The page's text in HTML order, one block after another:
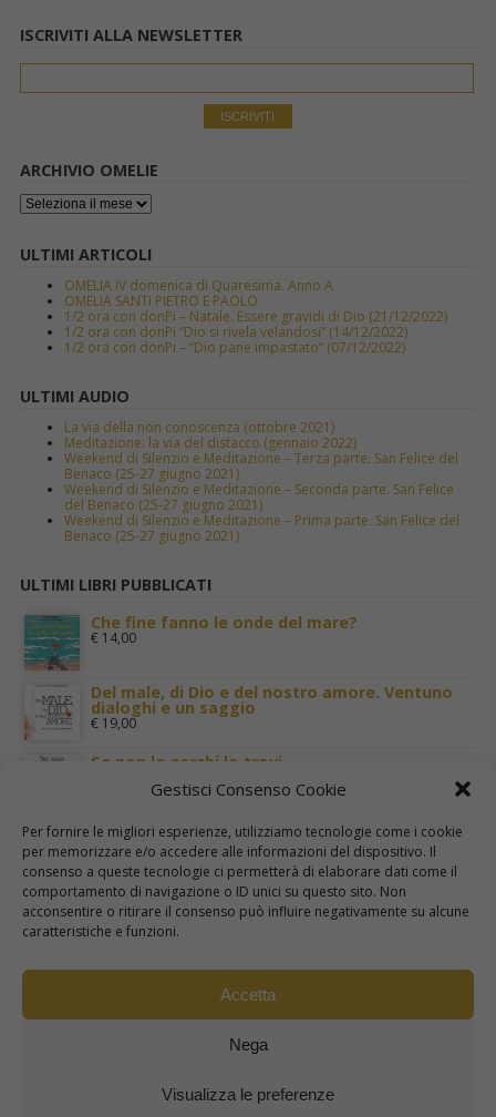
Gestisci Consenso Cookie
Per fornire le migliori esperienze, utilizziamo tecnologie come i cookie
per memorizzare e/o accedere alle informazioni del dispositivo. Il
consenso a queste tecnologie ci permetterà di elaborare dati come il
comportamento di navigazione o ID unici su questo sito. Non
acconsentire o ritirare il consenso può influire negativamente su alcune
caratteristiche e funzioni.
Accetta
Nega
Visualizza le preferenze
ISCRIVITI ALLA NEWSLETTER
ARCHIVIO OMELIE
ULTIMI ARTICOLI
OMELIA IV domenica di Quaresima. Anno A
OMELIA SANTI PIETRO E PAOLO
1/2 ora con donPi – Natale. Essere gravidi di Dio (21/12/2022)
1/2 ora con donPi “Dio si rivela velandosi” (14/12/2022)
1/2 ora con donPi – “Dio pane impastato” (07/12/2022)
ULTIMI AUDIO
La via della non conoscenza (ottobre 2021)
Meditazione: la via del distacco (gennaio 2022)
Weekend di Silenzio e Meditazione – Terza parte. San Felice del
Benaco (25-27 giugno 2021)
Weekend di Silenzio e Meditazione – Seconda parte. San Felice
del Benaco (25-27 giugno 2021)
Weekend di Silenzio e Meditazione – Prima parte. San Felice del
Benaco (25-27 giugno 2021)
ULTIMI LIBRI PUBBLICATI
Che fine fanno le onde del mare?
€14,00
Del male, di Dio e del nostro amore. Ventuno
dialoghi e un saggio
€19,00
Se non lo cerchi lo trovi
Terra Santa nei luoghi di Gesù
€29,00
I cinque sensi. Per una mistica della carne
€22,00
privacy policy|cookie policy